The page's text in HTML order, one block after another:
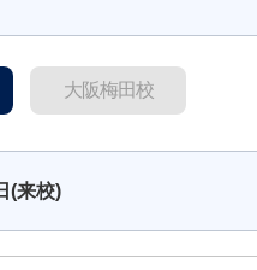
大阪梅田校
(来校)